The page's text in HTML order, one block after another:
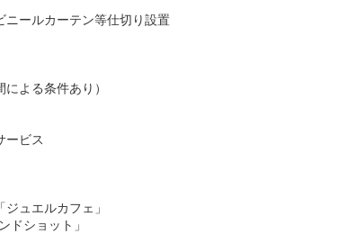
ニールカーテン等仕切り設置
よる条件あり）
ービス
ュエルカフェ」
ドショット」